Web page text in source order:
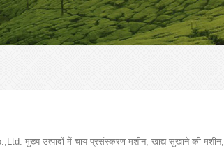
मुख्य उत्पादों में चाय प्रसंस्करण मशीन, खाद्य सुखाने की